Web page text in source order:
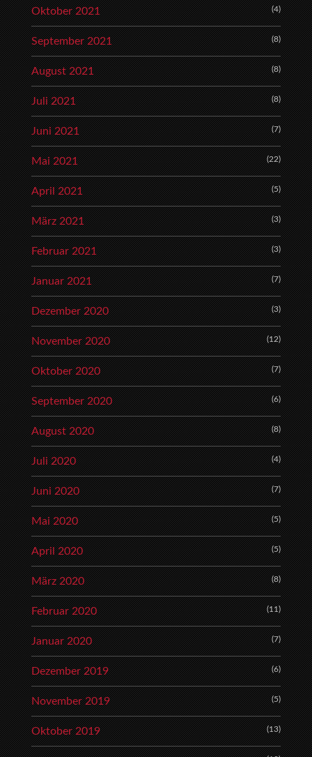
Oktober 2021 (4)
September 2021 (8)
August 2021 (8)
Juli 2021 (8)
Juni 2021 (7)
Mai 2021 (22)
April 2021 (5)
März 2021 (3)
Februar 2021 (3)
Januar 2021 (7)
Dezember 2020 (3)
November 2020 (12)
Oktober 2020 (7)
September 2020 (6)
August 2020 (8)
Juli 2020 (4)
Juni 2020 (7)
Mai 2020 (5)
April 2020 (5)
März 2020 (8)
Februar 2020 (11)
Januar 2020 (7)
Dezember 2019 (6)
November 2019 (5)
Oktober 2019 (13)